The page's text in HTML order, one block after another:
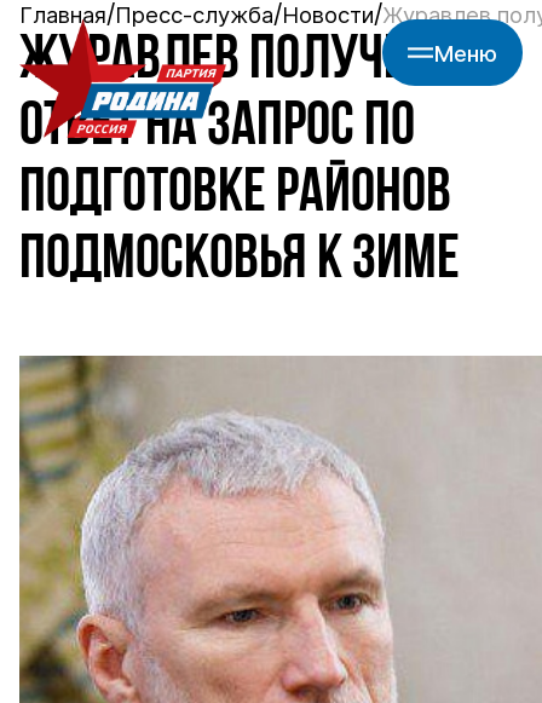
Меню
Главная Пресс-служба Новости Журавлев
ЖУРАВЛЕВ ПОЛУЧИЛ
ОТВЕТ НА ЗАПРОС ПО
ПОДГОТОВКЕ РАЙОНОВ
ПОДМОСКОВЬЯ К ЗИМЕ